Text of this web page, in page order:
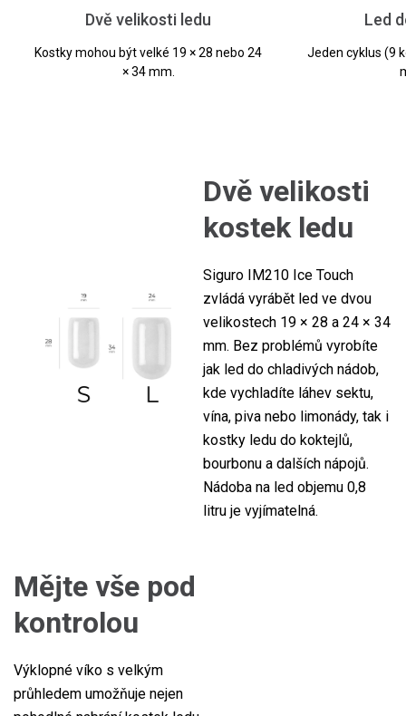
Dvě velikosti ledu
Kostky mohou být velké 19 × 28 nebo 24
× 34 mm.
Led
Jeden cyklus (9
Dvě velikosti
kostek ledu
Siguro IM210 Ice Touch
zvládá vyrábět led ve dvou
velikostech 19 × 28 a 24 × 34
mm. Bez problémů vyrobíte
jak led do chladivých nádob,
kde vychladíte láhev sektu,
vína, piva nebo limonády, tak i
kostky ledu do koktejlů,
bourbonu a dalších nápojů.
Nádoba na led objemu 0,8
litru je vyjímatelná.
Mějte vše pod
kontrolou
Výklopné víko s velkým
průhledem umožňuje nejen